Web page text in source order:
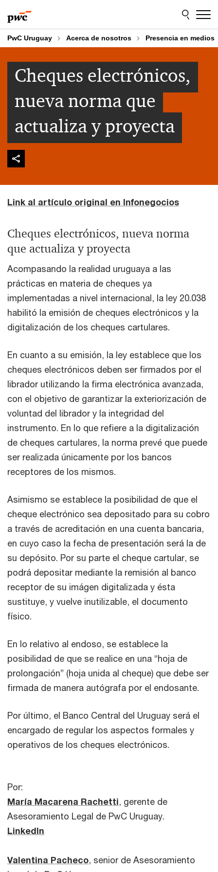
to
content
to
footer
PwC Uruguay Acerca de nosotros Presencia en medios
Cheques electrónicos,
nueva norma que
actualiza y proyecta
Link al artículo original en Infonegocios
Cheques electrónicos, nueva norma
que actualiza y proyecta
Acompasando la realidad uruguaya a las
prácticas en materia de cheques ya
implementadas a nivel internacional, la ley 20.038
habilitó la emisión de cheques electrónicos y la
digitalización de los cheques cartulares.
En cuanto a su emisión, la ley establece que los
cheques electrónicos deben ser firmados por el
librador utilizando la firma electrónica avanzada,
con el objetivo de garantizar la exteriorización de
voluntad del librador y la integridad del
instrumento. En lo que refiere a la digitalización
de cheques cartulares, la norma prevé que puede
ser realizada únicamente por los bancos
receptores de los mismos.
Asimismo se establece la posibilidad de que el
cheque electrónico sea depositado para su cobro
a través de acreditación en una cuenta bancaria,
en cuyo caso la fecha de presentación será la de
su depósito. Por su parte el cheque cartular, se
podrá depositar mediante la remisión al banco
receptor de su imágen digitalizada y ésta
sustituye, y vuelve inutilizable, el documento
físico.
En lo relativo al endoso, se establece la
posibilidad de que se realice en una “hoja de
prolongación” (hoja unida al cheque) que debe ser
firmada de manera autógrafa por el endosante.
Por último, el Banco Central del Uruguay será el
encargado de regular los aspectos formales y
operativos de los cheques electrónicos.
Por:
María Macarena Rachetti, gerente de
Asesoramiento Legal de PwC Uruguay.
LinkedIn
Valentina Pacheco, senior de Asesoramiento